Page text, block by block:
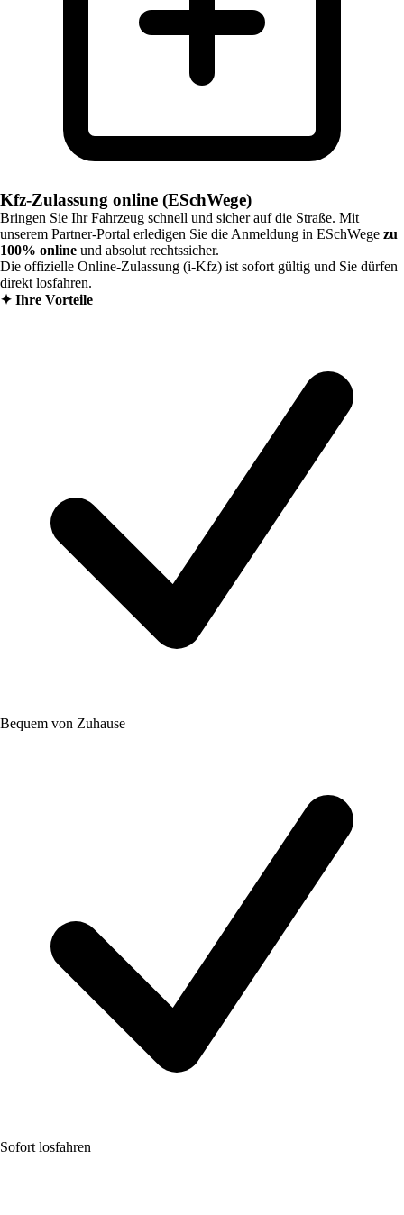
Kfz-Zulassung online (ESchWege)
Bringen Sie Ihr Fahrzeug schnell und sicher auf die Straße. Mit
unserem Partner-Portal erledigen Sie die Anmeldung in ESchWege zu
100% online und absolut rechtssicher.
Die offizielle Online-Zulassung (i-Kfz) ist sofort gültig und Sie dürfen
direkt losfahren.
✦ Ihre Vorteile
Bequem von Zuhause
Sofort losfahren